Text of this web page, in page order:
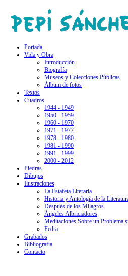
Portada
Vida y Obra
Introducción
Biografía
Museos y Colecciones Públicas
Álbum de fotos
Textos
Cuadros
1944 - 1949
1950 - 1959
1960 - 1970
1971 - 1977
1978 - 1980
1981 - 1990
1991 - 1999
2000 - 2012
Piedras
Dibujos
Ilustraciones
La Estafeta Literaria
Historia y Antología de la
Después de los Milagros
Ángeles Albriciadores
Meditaciones Sobre un Problema
Fedra
Grabados
Bibliografía
Contacto